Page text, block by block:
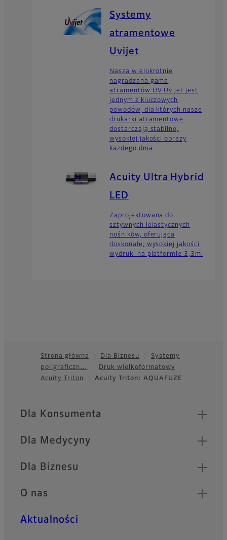
Systemy
atramentowe
Uvijet
Nasza wielokrotnie
nagradzana gama
atramentów UV Uvijet jest
jednym z kluczowych
powodów, dla których nasze
drukarki atramentowe
dostarczają stabilne,
wysokiej jakości obrazy
każdego dnia.
Acuity Ultra Hybrid
LED
Zaprojektowana do
sztywnych ielastycznych
nośników, oferująca
doskonałe, wysokiej jakości
wydruki na platformie 3,3m.
Footer
Strona główna Dla Biznesu
Systemy
poligraficzn…
Druk wielkoformatowy
Acuity Triton
Acuity Triton: AQUAFUZE
Quick Links
Dla Konsumenta
Dla Medycyny
Dla Biznesu
O nas
Aktualności